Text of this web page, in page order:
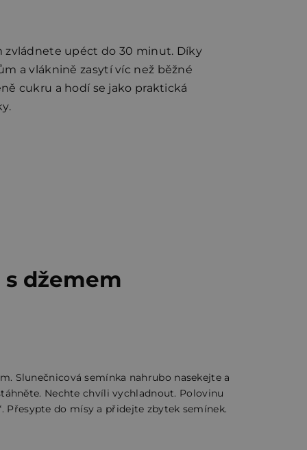
zvládnete upéct do 30 minut. Díky
a vláknině zasytí víc než běžné
cukru a hodí se jako praktická
s džemem
Slunečnicová semínka nahrubo nasekejte a
Nechte chvíli vychladnout. Polovinu
Přesypte do mísy a přidejte zbytek semínek.